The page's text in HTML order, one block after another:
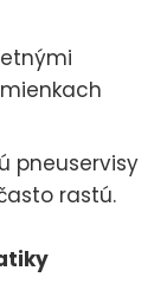
pneuservisy
rastú.